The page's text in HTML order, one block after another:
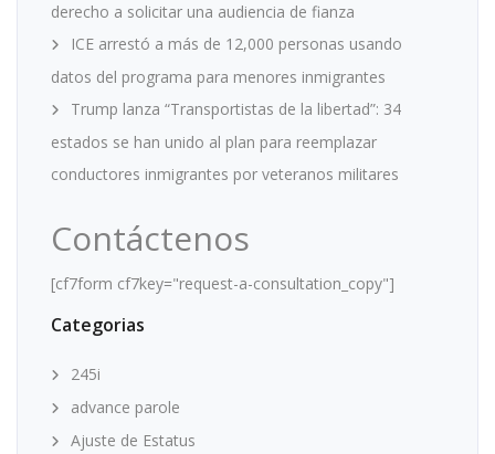
derecho a solicitar una audiencia de fianza
ICE arrestó a más de 12,000 personas usando
datos del programa para menores inmigrantes
Trump lanza “Transportistas de la libertad”: 34
estados se han unido al plan para reemplazar
conductores inmigrantes por veteranos militares
Contáctenos
[cf7form cf7key="request-a-consultation_copy"]
Categorias
245i
advance parole
Ajuste de Estatus